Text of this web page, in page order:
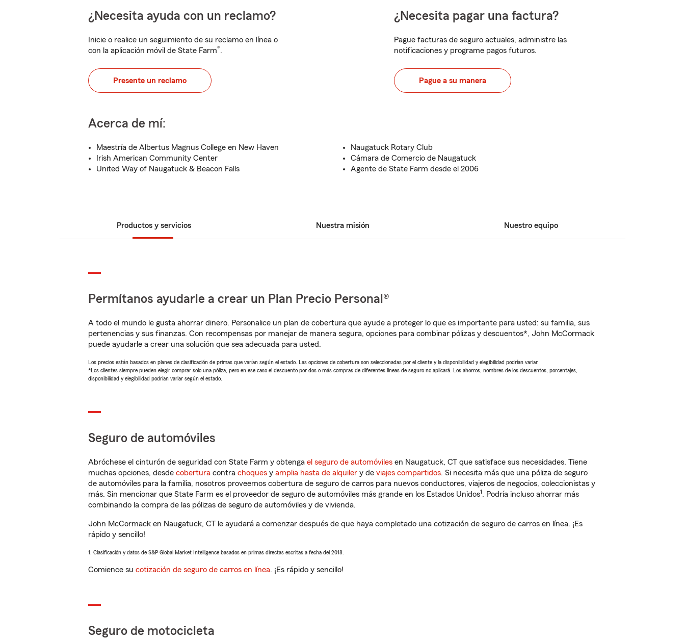
¿Necesita ayuda con un reclamo?
Inicie o realice un seguimiento de su reclamo en línea o
con la aplicación móvil de State Farm®.
Presente un reclamo
¿Necesita pagar una factura?
Pague facturas de seguro actuales, administre las
notificaciones y programe pagos futuros.
Pague a su manera
Acerca de mí:
Maestría de Albertus Magnus College en New Haven
Irish American Community Center
United Way of Naugatuck & Beacon Falls
Naugatuck Rotary Club
Cámara de Comercio de Naugatuck
Agente de State Farm desde el 2006
Productos y servicios Nuestra misión Nuestro equipo
Permítanos ayudarle a crear un Plan Precio Personal®
A todo el mundo le gusta ahorrar dinero. Personalice un plan de cobertura que ayude a proteger lo que es importante para usted: su familia, sus
pertenencias y sus finanzas. Con recompensas por manejar de manera segura, opciones para combinar pólizas y descuentos*, John McCormack
puede ayudarle a crear una solución que sea adecuada para usted.
Los precios están basados en planes de clasificación de primas que varían según el estado. Las opciones de cobertura son seleccionadas por el cliente y la disponibilidad y elegibilidad podrían variar.
*Los clientes siempre pueden elegir comprar solo una póliza, pero en ese caso el descuento por dos o más compras de diferentes líneas de seguro no aplicará. Los ahorros, nombres de los descuentos, porcentajes,
disponibilidad y elegibilidad podrían variar según el estado.
Seguro de automóviles
Abróchese el cinturón de seguridad con State Farm y obtenga el seguro de automóviles en Naugatuck, CT que satisface sus necesidades. Tiene
muchas opciones, desde cobertura contra choques y amplia hasta de alquiler y de viajes compartidos. Si necesita más que una póliza de seguro
de automóviles para la familia, nosotros proveemos cobertura de seguro de carros para nuevos conductores, viajeros de negocios, coleccionistas y
más. Sin mencionar que State Farm es el proveedor de seguro de automóviles más grande en los Estados Unidos1. Podría incluso ahorrar más
combinando la compra de las pólizas de seguro de automóviles y de vivienda.
John McCormack en Naugatuck, CT le ayudará a comenzar después de que haya completado una cotización de seguro de carros en línea. ¡Es
rápido y sencillo!
1. Clasificación y datos de S&P Global Market Intelligence basados en primas directas escritas a fecha del 2018.
Comience su cotización de seguro de carros en línea. ¡Es rápido y sencillo!
Seguro de motocicleta